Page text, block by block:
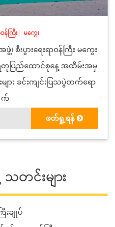
ဝန်ကြီး မကွေး
စီးပွားရေးရာဝန်ကြီး မကွေး
တုပြည်ထောင်စုနေ့ အထိမ်းအမှ
ား ခင်းကျင်းပြသပွဲတက်ရော
က်
ဖတ်ရှု့ရန်
တင်းများ
းချုပ်